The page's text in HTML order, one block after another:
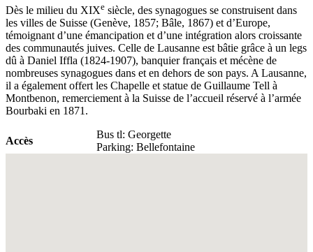
Dès le milieu du XIXe siècle, des synagogues se construisent dans
les villes de Suisse (Genève, 1857; Bâle, 1867) et d’Europe,
témoignant d’une émancipation et d’une intégration alors croissante
des communautés juives. Celle de Lausanne est bâtie grâce à un legs
dû à Daniel Iffla (1824-1907), banquier français et mécène de
nombreuses synagogues dans et en dehors de son pays. A Lausanne,
il a également offert les Chapelle et statue de Guillaume Tell à
Montbenon, remerciement à la Suisse de l’accueil réservé à l’armée
Bourbaki en 1871.
Accès
Bus tl: Georgette
Parking: Bellefontaine